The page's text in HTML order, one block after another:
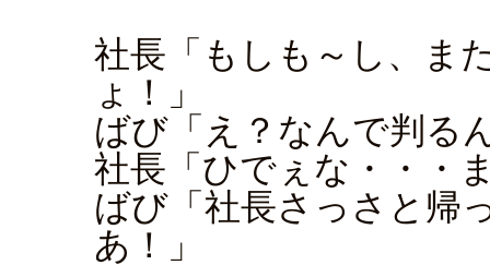
社長「もしも～し、ま
ょ！」
ばび「え？なんで判る
社長「ひでぇな・・・
ばび「社長さっさと帰
あ！」